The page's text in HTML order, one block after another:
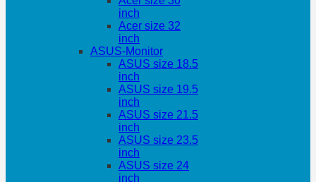
inch
Acer size 32
inch
ASUS-Monitor
ASUS size 18.5
inch
ASUS size 19.5
inch
ASUS size 21.5
inch
ASUS size 23.5
inch
ASUS size 24
inch